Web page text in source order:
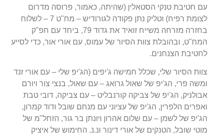
עם חטיבת טנקי הסטאלין (שהיתה, כאמור, פרוסה מדרום
לצומת רפיח) וטליק נתן פקודה לגורודיש – מח"ט 7 – לשלוח
בחזרה מזרחה משייח זואיד את גדוד 79, ביחד עם חפ"ק
המח"ט, ובהובלת צוות הסיור של עמוס, עם אורי אור, כדי לסייע
לחטיבת הצנחנים.
צוות הסיור שלי, שכלל חמישה ג'יפים (הג'יפ שלי – עם אורי זנד
ומשה פרי, הג'יפ של שאול גרואג – עם שאול, בנצי צור ויורם
אבולניק, הג'יפ של צביקה קורנבליט – עם צביקה, דובי טבת
ואפרים הלפרין, הג'יפ של עציוני עם מנחם שובל ודוד קמרון,
הג'יפ של לשמן – עם שלום אהרון ויונתן בר גור, הזחל"מ של
מוטי שובל, הטנקים של אורי דינור ונ.נ. החימוש של איציק